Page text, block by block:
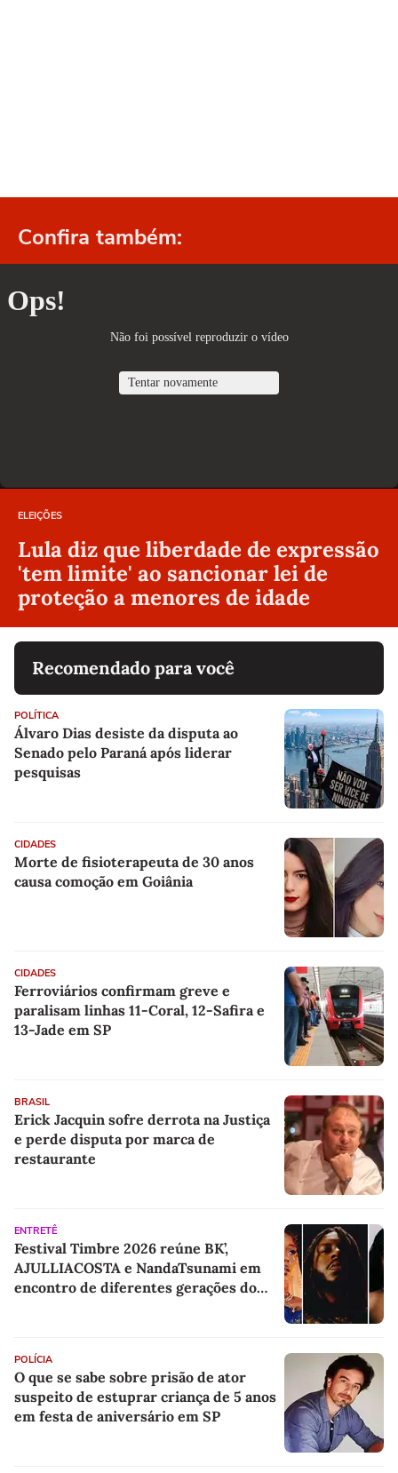
Confira também:
ELEIÇÕES
Lula diz que liberdade de expressão
'tem limite' ao sancionar lei de
proteção a menores de idade
Recomendado para você
POLÍTICA
Álvaro Dias desiste da disputa ao
Senado pelo Paraná após liderar
pesquisas
CIDADES
Morte de fisioterapeuta de 30 anos
causa comoção em Goiânia
CIDADES
Ferroviários confirmam greve e
paralisam linhas 11-Coral, 12-Safira e
13-Jade em SP
BRASIL
Erick Jacquin sofre derrota na Justiça
e perde disputa por marca de
restaurante
ENTRETÊ
Festival Timbre 2026 reúne BK’,
AJULLIACOSTA e NandaTsunami em
encontro de diferentes gerações do
POLÍCIA
O que se sabe sobre prisão de ator
suspeito de estuprar criança de 5 anos
em festa de aniversário em SP